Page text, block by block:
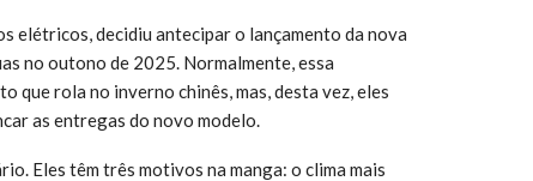
elétricos, decidiu antecipar o lançamento da nova
no outono de 2025. Normalmente, essa
que rola no inverno chinês, mas, desta vez, eles
as entregas do novo modelo.
Eles têm três motivos na manga: o clima mais